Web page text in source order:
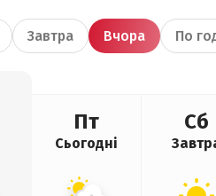
Завтра Вчора По
Пт
Сьогодні
Сб